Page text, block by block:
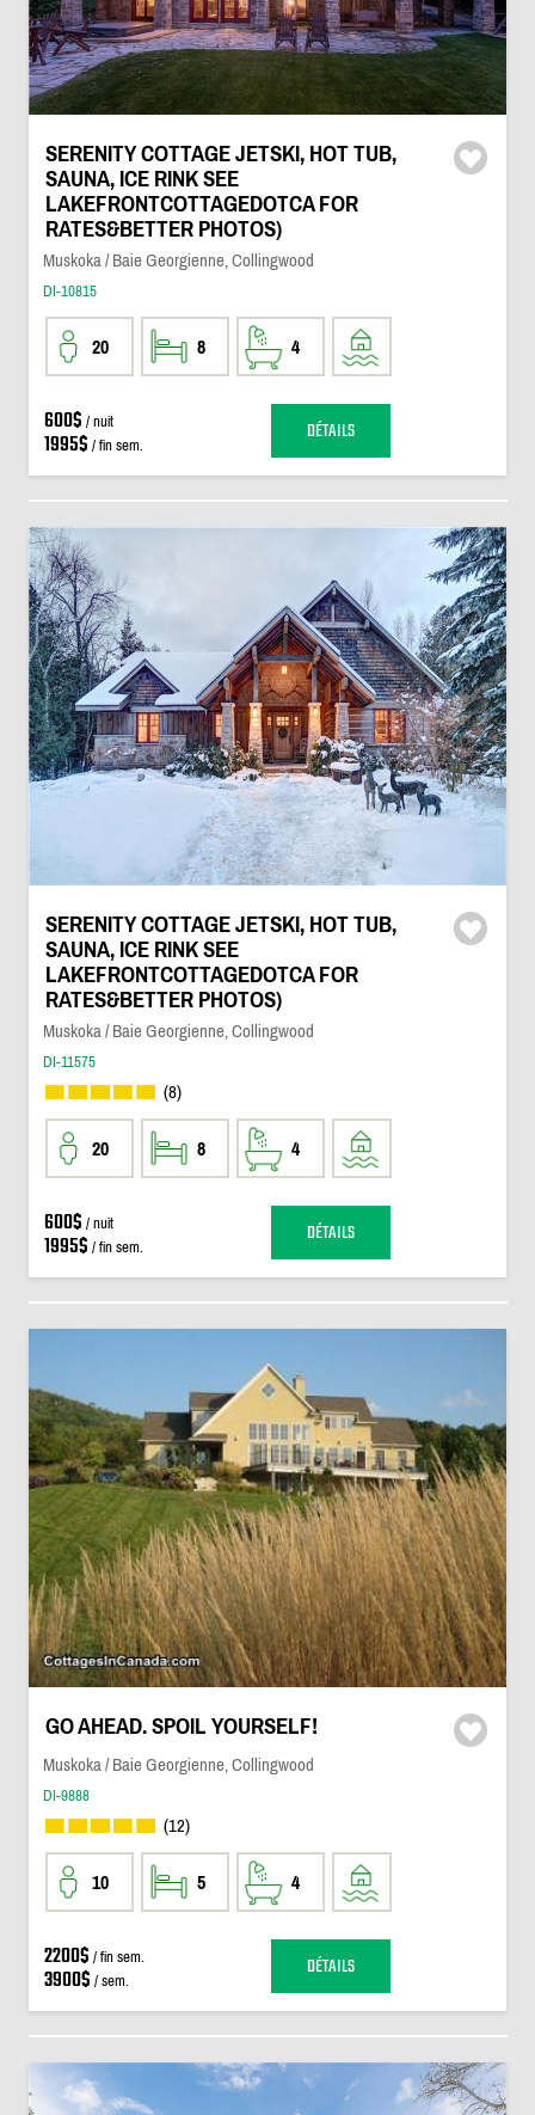
SERENITY COTTAGE JETSKI, HOT TUB,
SAUNA, ICE RINK SEE
LAKEFRONTCOTTAGEDOTCA FOR
RATES&BETTER PHOTOS)
Muskoka / Baie Georgienne, Collingwood
DI-10815
20 8 4
600$ / nuit
1995$ / fin sem. DÉTAILS
SERENITY COTTAGE JETSKI, HOT TUB,
SAUNA, ICE RINK SEE
LAKEFRONTCOTTAGEDOTCA FOR
RATES&BETTER PHOTOS)
Muskoka / Baie Georgienne, Collingwood
DI-11575
(8)
20 8 4
600$ / nuit
1995$ / fin sem. DÉTAILS
GO AHEAD. SPOIL YOURSELF!
Muskoka / Baie Georgienne, Collingwood
DI-9888
(12)
10 5 4
2200$ / fin sem.
3900$ / sem. DÉTAILS